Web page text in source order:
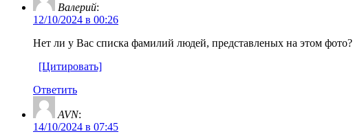
Валерий:
12/10/2024 в 00:26
Нет ли у Вас списка фамилий людей, представленых на этом фото?
[Цитировать]
Ответить
AVN:
14/10/2024 в 07:45